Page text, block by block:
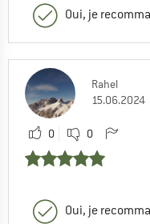
Oui, je
Rahel
15.06.2024
0 0
Oui, je